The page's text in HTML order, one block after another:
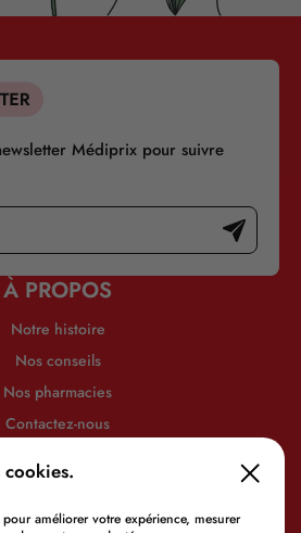
Médiprix pour suivre
À PROPOS
Notre histoire
Nos conseils
Nos pharmacies
Contactez-nous
de confidentialité
cookies.
améliorer votre expérience, mesurer